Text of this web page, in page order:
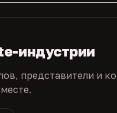
индустрии
представители и